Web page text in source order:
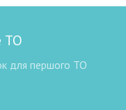
ТО
для першого ТО